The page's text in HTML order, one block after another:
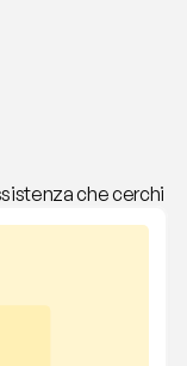
che cerchi